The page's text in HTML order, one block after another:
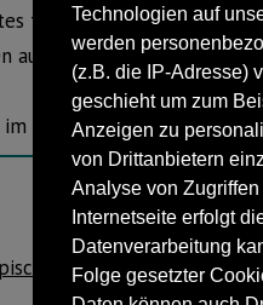
Technologien auf
werden
(z.B. die IP-Adresse)
geschieht um zum
Anzeigen zu
von Drittanbietern
Analyse von
Internetseite erfolgt
Datenverarbeitung
Folge gesetzter
für Bau-, Stadt- und
auf überregionale
im Rat der Stadt Blomberg
Kitas mit BETA-